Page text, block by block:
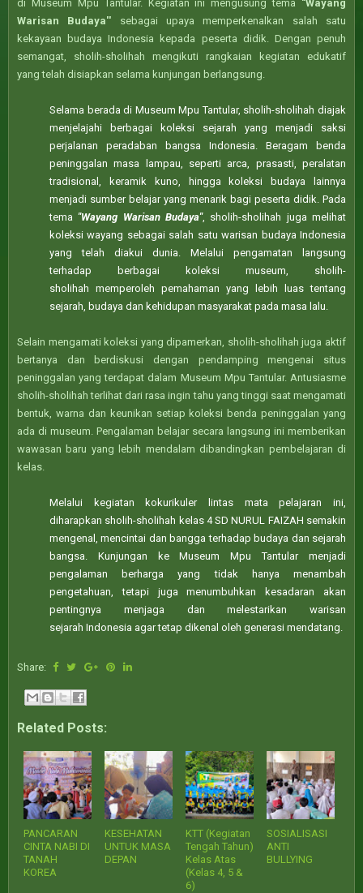
di Museum Mpu Tantular. Kegiatan ini mengusung tema "Wayang
Warisan Budaya'' sebagai upaya memperkenalkan salah satu
kekayaan budaya Indonesia kepada peserta didik. Dengan penuh
semangat, sholih-sholihah mengikuti rangkaian kegiatan edukatif
yang telah disiapkan selama kunjungan berlangsung.
Selama berada di Museum Mpu Tantular, sholih-sholihah diajak
menjelajahi berbagai koleksi sejarah yang menjadi saksi
perjalanan peradaban bangsa Indonesia. Beragam benda
peninggalan masa lampau, seperti arca, prasasti, peralatan
tradisional, keramik kuno, hingga koleksi budaya lainnya
menjadi sumber belajar yang menarik bagi peserta didik. Pada
tema"Wayang Warisan Budaya", sholih-sholihah juga melihat
koleksi wayang sebagai salah satu warisan budaya Indonesia
yang telah diakui dunia. Melalui pengamatan langsung
terhadap berbagai koleksi museum, sholih-
sholihah memperoleh pemahaman yang lebih luas tentang
sejarah, budaya dan kehidupan masyarakat pada masa lalu.
Selain mengamati koleksi yang dipamerkan, sholih-sholihah juga aktif
bertanya dan berdiskusi dengan pendamping mengenai situs
peninggalan yang terdapat dalam Museum Mpu Tantular. Antusiasme
sholih-sholihah terlihat dari rasa ingin tahu yang tinggi saat mengamati
bentuk, warna dan keunikan setiap koleksi benda peninggalan yang
ada di museum. Pengalaman belajar secara langsung ini memberikan
wawasan baru yang lebih mendalam dibandingkan pembelajaran di
kelas.
Melalui kegiatan kokurikuler lintas mata pelajaran ini,
diharapkan sholih-sholihah kelas 4 SD NURUL FAIZAH semakin
mengenal, mencintai dan bangga terhadap budaya dan sejarah
bangsa. Kunjungan ke Museum Mpu Tantular menjadi
pengalaman berharga yang tidak hanya menambah
pengetahuan, tetapi juga menumbuhkan kesadaran akan
pentingnya menjaga dan melestarikan warisan
sejarah Indonesia agar tetap dikenal oleh generasi mendatang.
Share:
Related Posts:
PANCARAN
CINTA NABI DI
TANAH
KOREA
KESEHATAN
UNTUK MASA
DEPAN
KTT (Kegiatan
Tengah Tahun)
Kelas Atas
(Kelas 4, 5 &
6)
SOSIALISASI
ANTI
BULLYING